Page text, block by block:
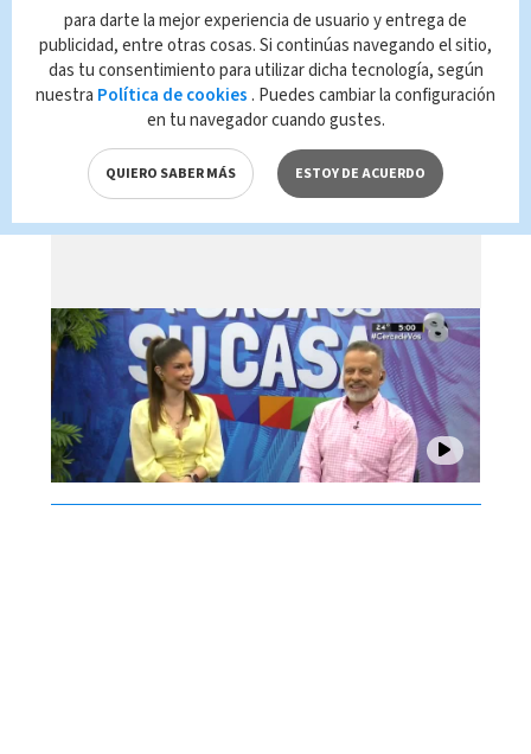
Mi Casa es su Casa, 06 de
agosto 2026
para darte la mejor experiencia de usuario y entrega de
publicidad, entre otras cosas. Si continúas navegando el sitio,
das tu consentimiento para utilizar dicha tecnología, según
nuestra Política de cookies . Puedes cambiar la configuración
en tu navegador cuando gustes.
QUIERO SABER MÁS ESTOY DE ACUERDO